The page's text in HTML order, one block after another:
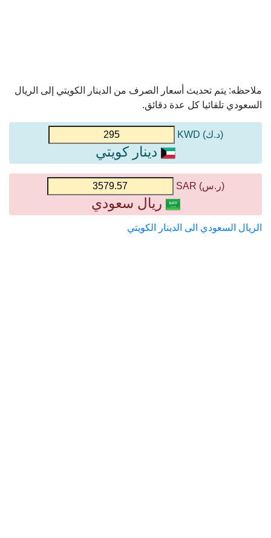
ملاحظه: يتم تحديث أسعار الصرف من الدينار الكويتي إلى الريال
السعودي تلقائيا كل عدة دقائق.
(د.ك) KWD
دينار كويتي
(ر.س) SAR
ريال سعودي
الريال السعودي الى الدينار الكويتي